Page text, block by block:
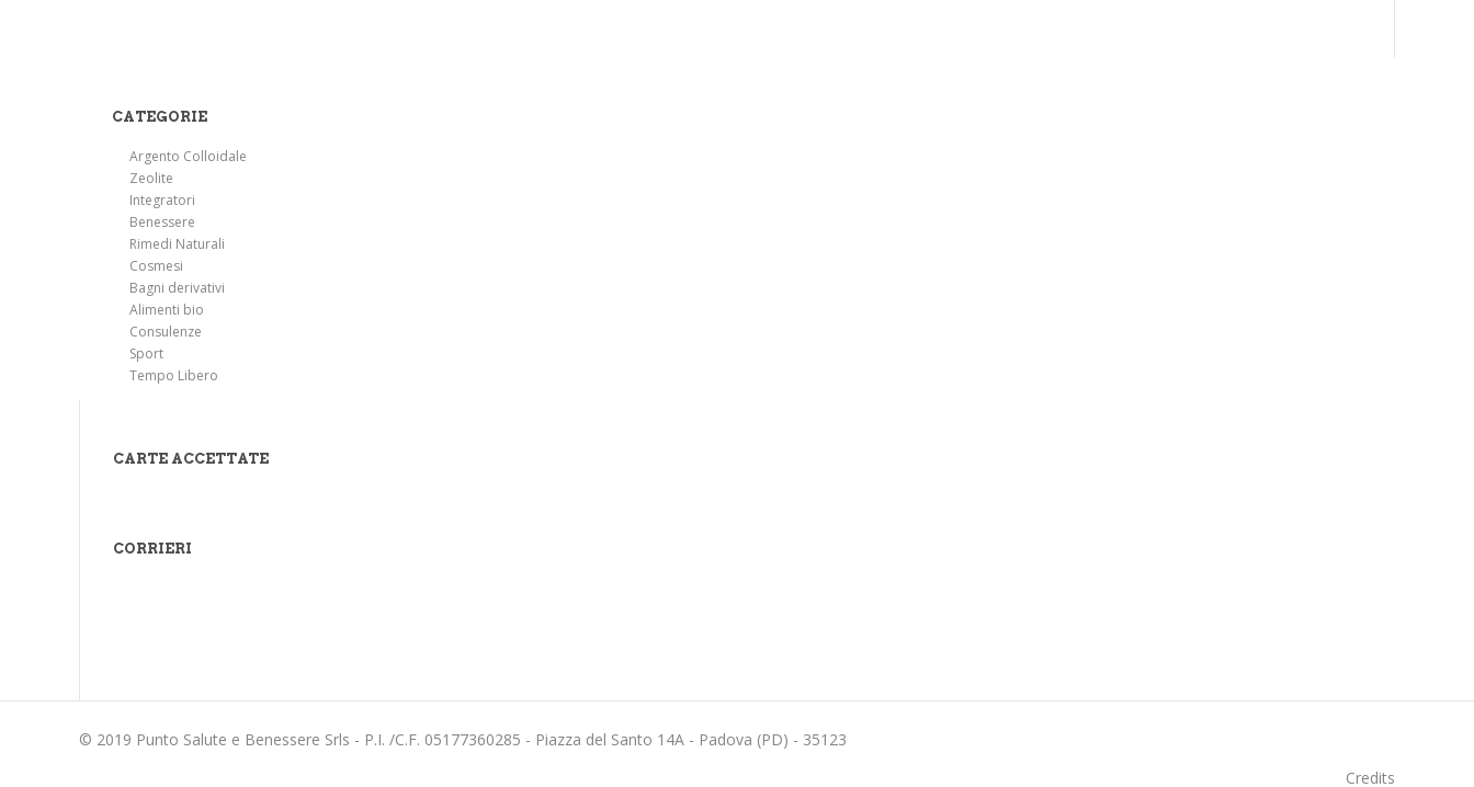
CATEGORIE
Argento Colloidale
Zeolite
Integratori
Benessere
Rimedi Naturali
Cosmesi
Bagni derivativi
Alimenti bio
Consulenze
Sport
Tempo Libero
CARTE ACCETTATE
CORRIERI
© 2019 Punto Salute e Benessere Srls - P.I. /C.F. 05177360285 - Piazza del Santo 14A - Padova (PD) - 35123
Credits